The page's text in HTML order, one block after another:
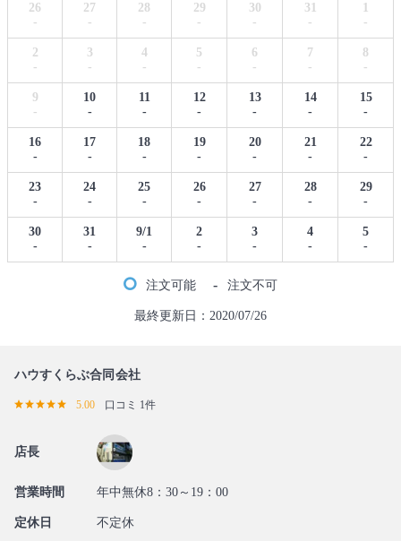
26
-
27
-
28
-
29
-
30
-
31
-
1
-
2
-
3
-
4
-
5
-
6
-
7
-
8
-
9
-
10
-
11
-
12
-
13
-
14
-
15
-
16
-
17
-
18
-
19
-
20
-
21
-
22
-
23
-
24
-
25
-
26
-
27
-
28
-
29
-
30
-
31
-
9/1
-
2
-
3
-
4
-
5
-
注文可能 - 注文不可
最終更新日：2020/07/26
ハウすくらぶ合同会社
5.00 口コミ 1件
店長
営業時間 年中無休8：30～19：00
定休日 不定休